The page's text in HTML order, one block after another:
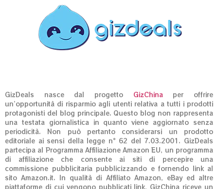
GizDeals nasce dal progetto GizChinaper offrire
un’opportunità di risparmio agli utenti relativa a tutti i prodotti
protagonisti del blog principale. Questo blog non rappresenta
una testata giornalistica in quanto viene aggiornato senza
periodicità. Non può pertanto considerarsi un prodotto
editoriale ai sensi della legge n° 62 del 7.03.2001. GizDeals
partecipa al Programma Affiliazione Amazon EU, un programma
di affiliazione che consente ai siti di percepire una
commissione pubblicitaria pubblicizzando e fornendo link al
sito Amazon.it. In qualità di Affiliato Amazon, eBay ed altre
piattaforme di cui vengono pubblicati link, GizChina riceve un